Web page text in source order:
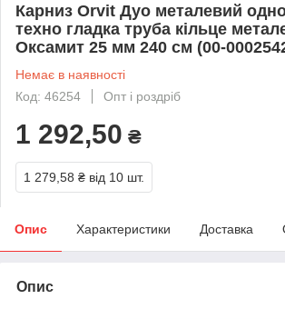
Карниз Orvit Дуо металевий
техно гладка труба кільце
Оксамит 25 мм 240 см (00-
Немає в наявності
Код: 46254
Опт і роздріб
1 292,50 ₴
1 279,58 ₴ від 10 шт.
Опис Характеристики Доставка
Опис